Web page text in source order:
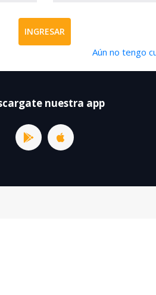
INGRESAR
Aún no tengo
nuestra app